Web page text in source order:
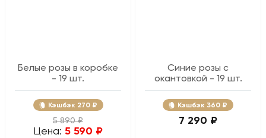
Белые розы в коробке
- 19 шт.
Кэшбэк 270 ₽
5 890 ₽
Цена: 5 590 ₽
Синие розы с
окантовкой - 19 шт.
Кэшбэк 360 ₽
7 290 ₽